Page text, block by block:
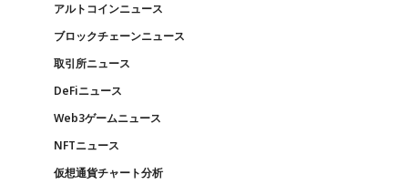
アルトコインニュース
ブロックチェーンニュース
取引所ニュース
DeFiニュース
Web3ゲームニュース
NFTニュース
仮想通貨チャート分析